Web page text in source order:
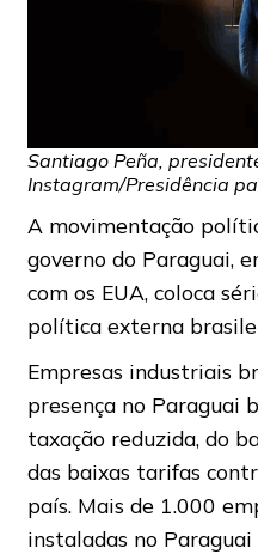
Santiago Peña,
Instagram/Presidência
A movimentação
governo do Paraguai,
com os EUA, coloca
política externa
Empresas industriais
presença no Paraguai
taxação reduzida, do
das baixas tarifas
país. Mais de 1.000
instaladas no